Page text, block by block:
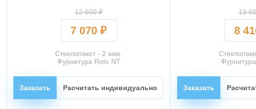
12 600 ₽
7 070 ₽
Стеклопакет - 2 кам.
Фурнитура Roto NT
Заказать Расчитать индивидуально
13
8
Заказать